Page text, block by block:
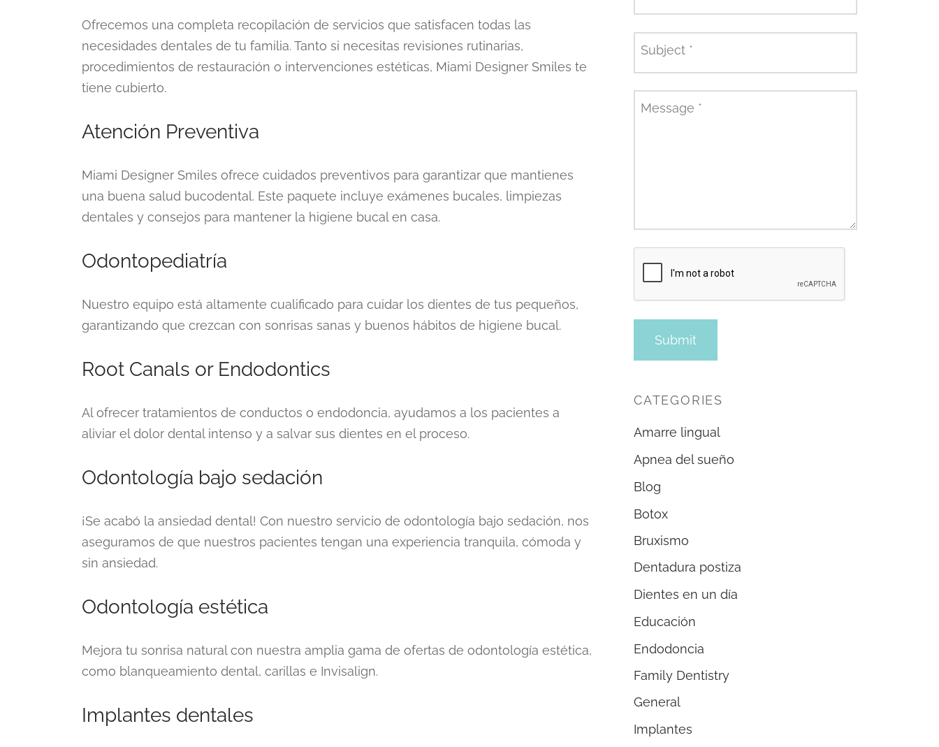
Ofrecemos una completa recopilación de servicios que satisfacen todas las
necesidades dentales de tu familia. Tanto si necesitas revisiones rutinarias,
procedimientos de restauración o intervenciones estéticas, Miami Designer Smiles te
tiene cubierto.
Atención Preventiva
Miami Designer Smiles ofrece cuidados preventivos para garantizar que mantienes
una buena salud bucodental. Este paquete incluye exámenes bucales, limpiezas
dentales y consejos para mantener la higiene bucal en casa.
Odontopediatría
Nuestro equipo está altamente cualificado para cuidar los dientes de tus pequeños,
garantizando que crezcan con sonrisas sanas y buenos hábitos de higiene bucal.
Root Canals or Endodontics
Al ofrecer tratamientos de conductos o endodoncia, ayudamos a los pacientes a
aliviar el dolor dental intenso y a salvar sus dientes en el proceso.
Odontología bajo sedación
¡Se acabó la ansiedad dental! Con nuestro servicio de odontología bajo sedación, nos
aseguramos de que nuestros pacientes tengan una experiencia tranquila, cómoda y
sin ansiedad.
Odontología estética
Mejora tu sonrisa natural con nuestra amplia gama de ofertas de odontología estética,
como blanqueamiento dental, carillas e Invisalign.
Implantes dentales
Subject *
Message *
CATEGORIES
Amarre lingual
Apnea del sueño
Blog
Botox
Bruxismo
Dentadura postiza
Dientes en un día
Educación
Endodoncia
Family Dentistry
General
Implantes